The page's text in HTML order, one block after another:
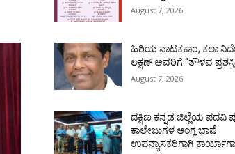
August 7, 2026
ಹಿರಿಯ ನಾಟಕಕಾರ, ಕಲಾ
ಲಕ್ಷಣ್ ಅವರಿಗೆ “ತೌಳವ
August 7, 2026
ದಕ್ಷಿಣ ಕನ್ನಡ ಜಿಲ್ಲೆಯ ಪದವಿ
ಕಾಲೇಜುಗಳ ಆಂಗ್ಲ ಭಾಷೆ
ಉಪನ್ಯಾಸಕರಿಗಾಗಿ